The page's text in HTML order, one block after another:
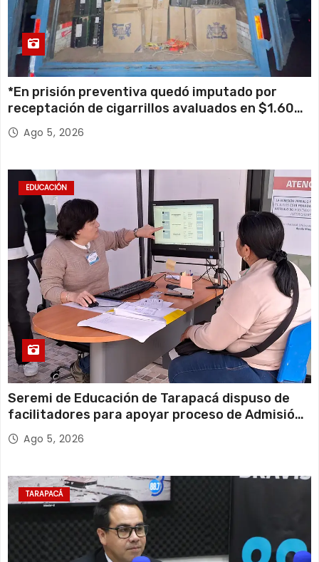
*En prisión preventiva quedó imputado por
receptación de cigarrillos avaluados en $1.600
millones*
Ago 5, 2026
EDUCACIÓN
Seremi de Educación de Tarapacá dispuso de
facilitadores para apoyar proceso de Admisión
Escolar 2027
Ago 5, 2026
TARAPACÁ